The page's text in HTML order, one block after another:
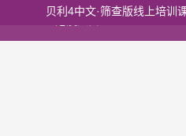
贝利4中文·筛查版线上培训
港澳入口